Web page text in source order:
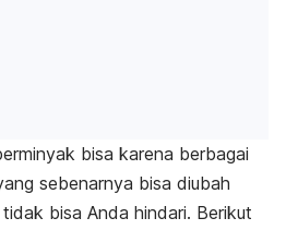
bisa karena berbagai
sebenarnya bisa diubah
bisa Anda hindari. Berikut